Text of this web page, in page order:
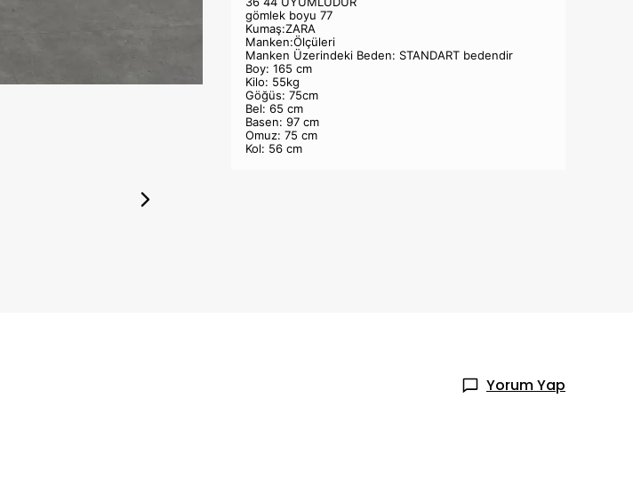
gömlek boyu 77
Kumaş:ZARA
Manken:Ölçüleri
Manken Üzerindeki Beden: STANDART bedendir
Boy: 165 cm
Kilo: 55kg
Göğüs: 75cm
Bel: 65 cm
Basen: 97 cm
Omuz: 75 cm
Kol: 56 cm
Yorum Yap